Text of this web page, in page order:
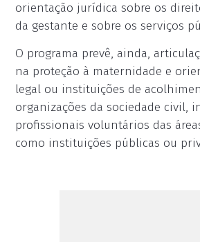
orientação jurídica sobre os
da gestante e sobre os serviços
O programa prevê, ainda,
na proteção à maternidade e
legal ou instituições de
organizações da sociedade civil,
profissionais voluntários das
como instituições públicas ou